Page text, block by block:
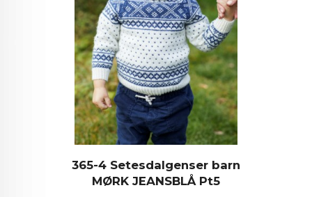
365-4 Setesdalgenser barn
MØRK JEANSBLÅ Pt5